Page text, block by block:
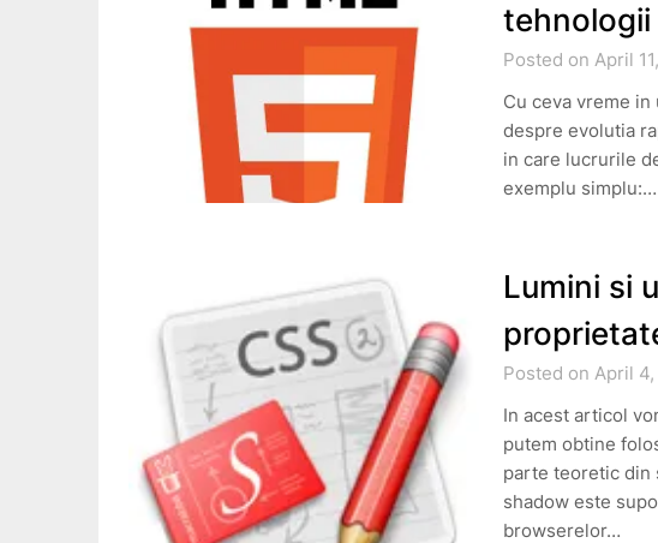
tehnologii
Posted on April
Cu ceva vreme in
despre evolutia
in care lucrurile
exemplu simplu:…
Lumini si
Posted on April 4,
In acest articol
putem obtine
parte teoretic din
shadow este
browserelor…